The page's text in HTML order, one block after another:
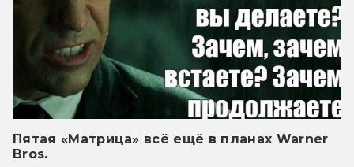
Пятая «Матрица» всё ещё в планах Warner
Bros.